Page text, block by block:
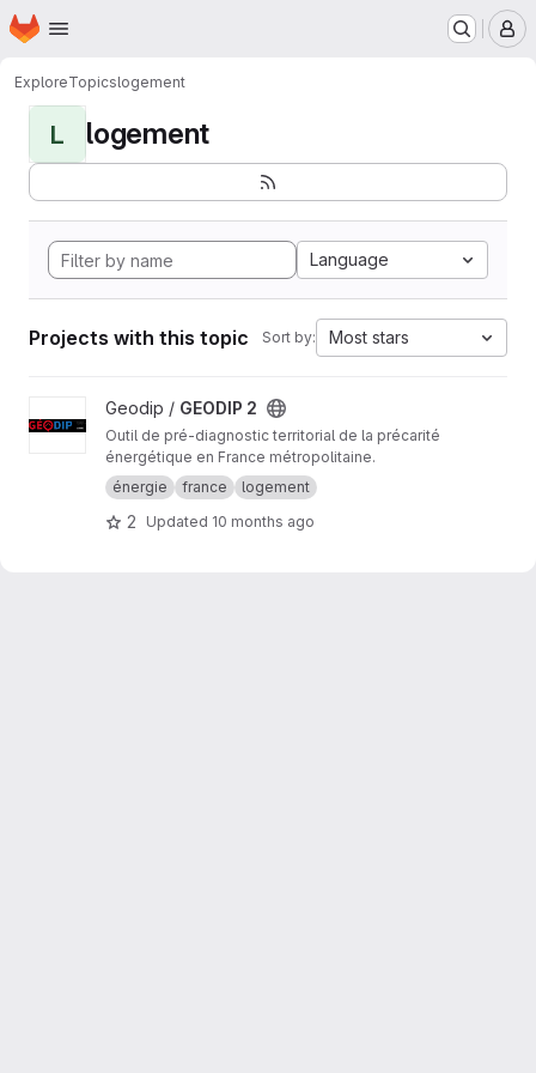
Skip to main content
Homepage
ExploreTopicslogement
L logement
Language
Projects with this topic Sort by: Most stars
View GEODIP 2 project
Geodip / GEODIP 2
Outil de pré-diagnostic territorial de la précarité
énergétique en France métropolitaine.
énergie
france logement
2 Updated 10 months ago